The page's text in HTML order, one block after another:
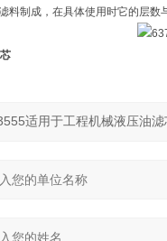
料制成，在具体使用时它的层数